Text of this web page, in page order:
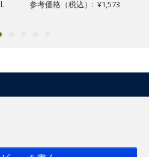
参考価格（税込）: ¥1,573